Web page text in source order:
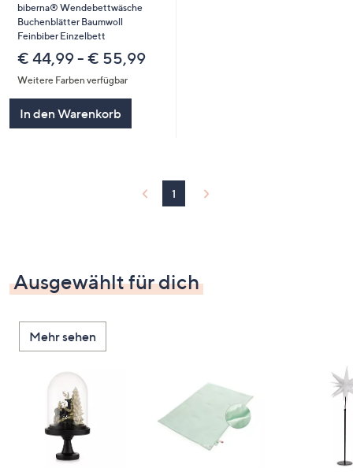
um
diese
anzuzeigen.
biberna® Wendebettwäsche
Buchenblätter Baumwoll
Feinbiber Einzelbett
€ 44,99 - € 55,99
Weitere Farben verfügbar
In den Warenkorb
1
Ausgewählt für dich
Mehr sehen